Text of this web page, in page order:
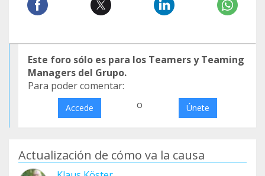
Este foro sólo es para los Teamers y Teaming
Managers del Grupo.
Para poder comentar:
Accede o Únete
Actualización de cómo va la causa